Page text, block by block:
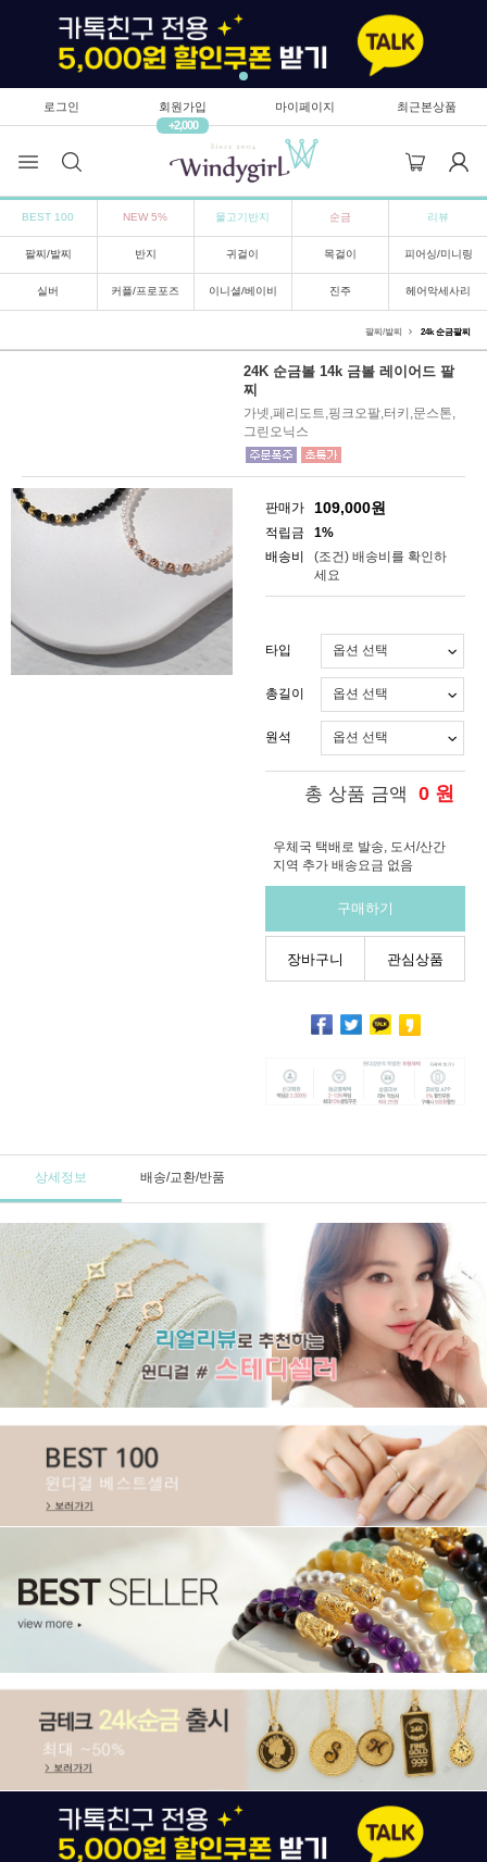
로그인
회원가입
+2,000
마이페이지 최근본상품
BEST 100 NEW 5% 물고기반지 순금 리뷰
팔찌/발찌 반지 귀걸이 목걸이 피어싱/미니링
실버 커플/프로포즈 이니셜/베이비 진주 헤어악세사리
팔찌/발찌 24k 순금팔찌
24K 순금볼 14k 금볼 레이어드 팔
찌
가넷,페리도트,핑크오팔,터키,문스톤,
그린오닉스
판매가 109,000원
적립금
1%
배송비
(조건) 배송비를 확인하
세요
타입
총길이
원석
총 상품 금액 0 원
우체국 택배로 발송, 도서/산간
지역 추가 배송요금 없음
구매하기
장바구니 관심상품
상세정보 배송/교환/반품